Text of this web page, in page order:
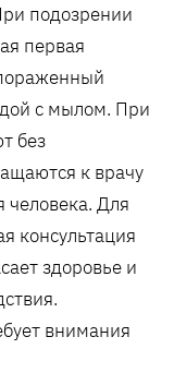
подозрении
первая
с мылом. При
без
к врачу
Для
консультация
здоровье и
внимания